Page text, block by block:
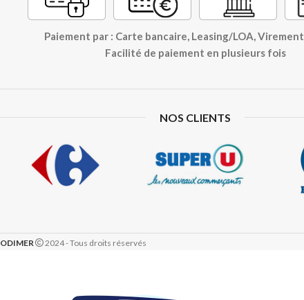
Paiement par : Carte bancaire, Leasing/LOA,
Facilité de paiement en plusieurs fois
NOS CLIENTS
ODIMER 2024 - Tous droits réservés